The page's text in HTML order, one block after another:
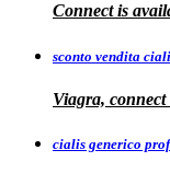
Connect is
sconto vendita
Viagra, connect
cialis generico